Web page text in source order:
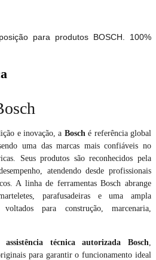
para produtos BOSCH. 100%
e inovação, a Bosch é referência global
uma das marcas mais confiáveis no
Seus produtos são reconhecidos pela
atendendo desde profissionais
A linha de ferramentas Bosch abrange
parafusadeiras e uma ampla
para construção, marcenaria,
assistência técnica autorizada Bosch
para garantir o funcionamento ideal